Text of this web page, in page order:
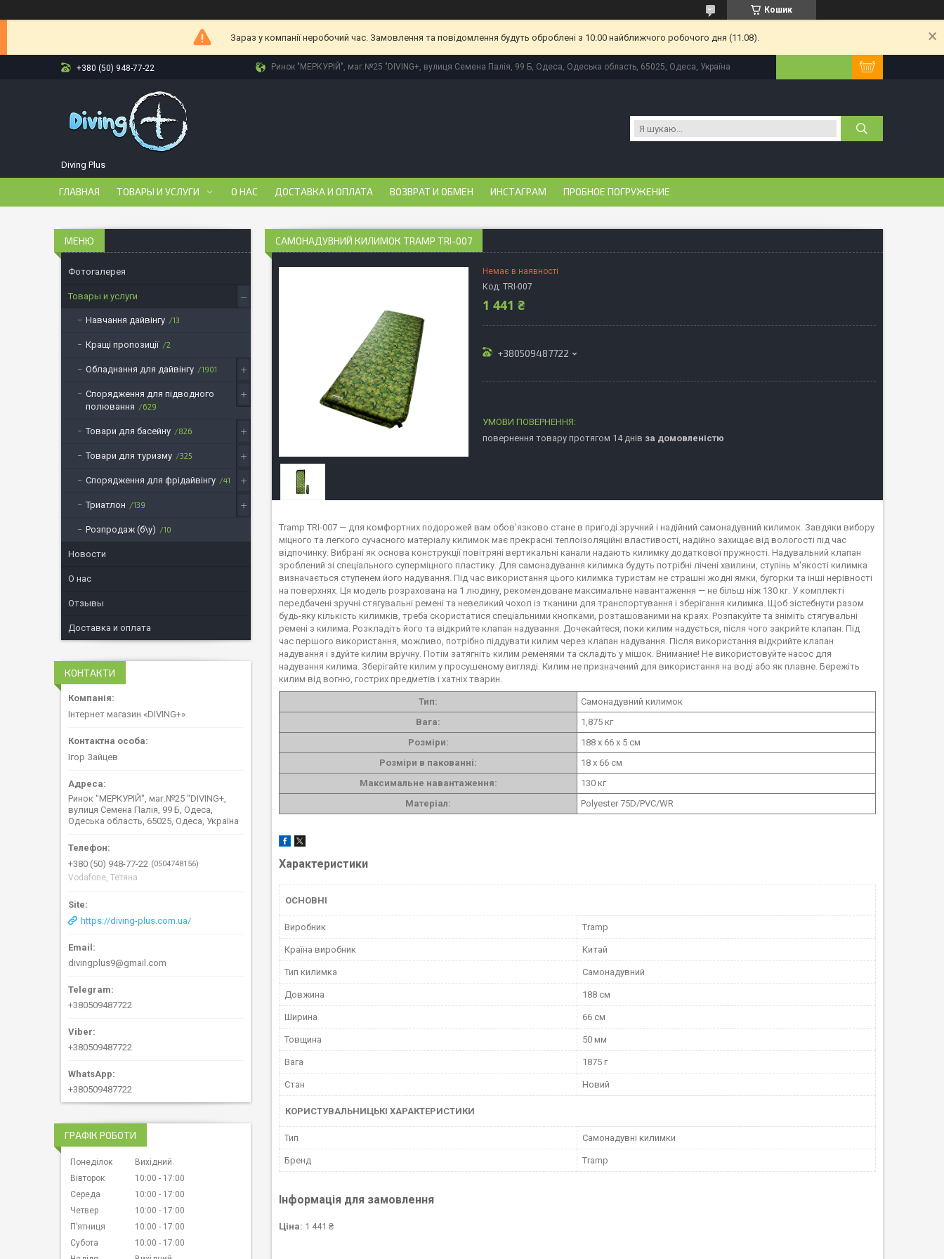
Кошик
Зараз у компанії неробочий час. Замовлення та повідомлення будуть оброблені з 10:00 найближчого робочого дня (11.08).
+380 (50) 948-77-22 Ринок "МЕРКУРІЙ", маг.№25 "DIVING+, вулиця Семена Палія, 99 Б, Одеса, Одеська область, 65025, Одеса, Україна
Diving Plus
ГЛАВНАЯ ТОВАРЫ И УСЛУГИ О НАС ДОСТАВКА И ОПЛАТА ВОЗВРАТ И ОБМЕН ИНСТАГРАМ ПРОБНОЕ ПОГРУЖЕНИЕ
САМОНАДУВНИЙ КИЛИМОК TRAMP TRI-007
Немає в наявності
Код: TRI-007
1 441 ₴
+380509487722
повернення товару протягом 14 днів за домовленістю
Tramp TRI-007 — для комфортних подорожей вам обов'язково стане в пригоді зручний і надійний самонадувний килимок. Завдяки вибору
міцного та легкого сучасного матеріалу килимок має прекрасні теплоізоляційні властивості, надійно захищає від вологості під час
відпочинку. Вибрані як основа конструкції повітряні вертикальні канали надають килимку додаткової пружності. Надувальний клапан
зроблений зі спеціального суперміцного пластику. Для самонадування килимка будуть потрібні лічені хвилини, ступінь м'якості килимка
визначається ступенем його надування. Під час використання цього килимка туристам не страшні жодні ямки, бугорки та інші нерівності
на поверхнях. Ця модель розрахована на 1 людину, рекомендоване максимальне навантаження — не більш ніж 130 кг. У комплекті
передбачені зручні стягувальні ремені та невеликий чохол із тканини для транспортування і зберігання килимка. Щоб зістебнути разом
будь-яку кількість килимків, треба скористатися спеціальними кнопками, розташованими на краях. Розпакуйте та зніміть стягувальні
ремені з килима. Розкладіть його та відкрийте клапан надування. Дочекайтеся, поки килим надується, після чого закрийте клапан. Під
час першого використання, можливо, потрібно піддувати килим через клапан надування. Після використання відкрийте клапан
надування і здуйте килим вручну. Потім затягніть килим ременями та складіть у мішок. Внимание! Не використовуйте насос для
надування килима. Зберігайте килим у просушеному вигляді. Килим не призначений для використання на воді або як плавне. Бережіть
килим від вогню, гострих предметів і хатніх тварин.
Тип:
Самонадувний килимок
Вага:
1,875 кг
Розміри:
188 х 66 х 5 см
Розміри в пакованні:
18 х 66 см
Максимальне навантаження:
130 кг
Матеріал:
Polyester 75D/PVC/WR
Характеристики
ОСНОВНІ
Виробник Tramp
Країна виробник Китай
Тип килимка Самонадувний
Довжина 188 см
Ширина 66 см
Товщина 50 мм
Вага 1875 г
Стан Новий
КОРИСТУВАЛЬНИЦЬКІ ХАРАКТЕРИСТИКИ
Тип Самонадувні килимки
Бренд Tramp
Інформація для замовлення
Ціна: 1 441 ₴
Фотогалерея
Товары и услуги
Навчання дайвінгу 13
Кращі пропозиції 2
Обладнання для дайвінгу 1901
Спорядження для підводного
полювання
629
Товари для басейну 826
Товари для туризму 325
Спорядження для фрідайвінгу 41
Триатлон 139
Розпродаж (б\у) 10
Новости
О нас
Отзывы
Доставка и оплата
КОНТАКТИ
Інтернет магазин «DIVING+»
Ігор Зайцев
Ринок "МЕРКУРІЙ", маг.№25 "DIVING+,
вулиця Семена Палія, 99 Б, Одеса,
Одеська область, 65025, Одеса, Україна
+380 (50) 948-77-22 0504748156
Vodafone, Тетяна
https://diving-plus.com.ua/
divingplus9@gmail.com
+380509487722
+380509487722
+380509487722
ГРАФІК РОБОТИ
Понеділок
Вихідний
Вівторок
10:00
17:00
Середа
10:00
17:00
Четвер
10:00
17:00
Пʼятниця
10:00
17:00
Субота
10:00
17:00